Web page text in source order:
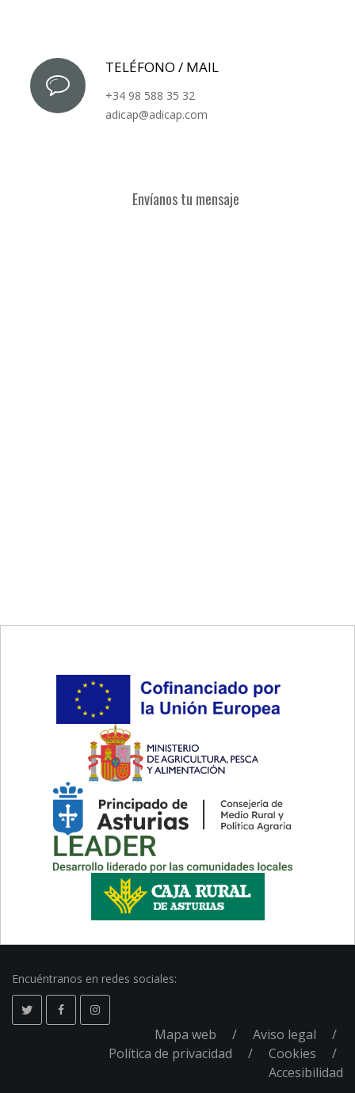
TELÉFONO / MAIL
+34 98 588 35 32
adicap@adicap.com
Envíanos tu mensaje
Encuéntranos en redes sociales:
Mapa web
Aviso legal
Política de privacidad
Cookies
Accesibilidad